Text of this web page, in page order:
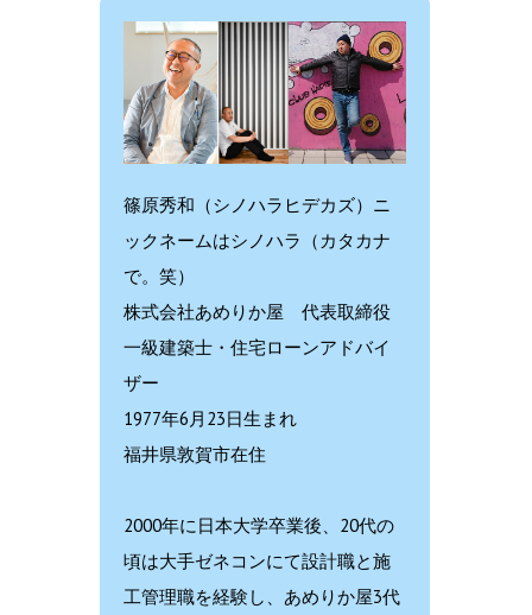
篠原秀和（シノハラヒデカズ）ニ
ックネームはシノハラ（カタカナ
で。笑）
株式会社あめりか屋 代表取締役
一級建築士・住宅ローンアドバイ
ザー
1977年6月23日生まれ
福井県敦賀市在住
2000年に日本大学卒業後、20代の
頃は大手ゼネコンにて設計職と施
工管理職を経験し、あめりか屋3代